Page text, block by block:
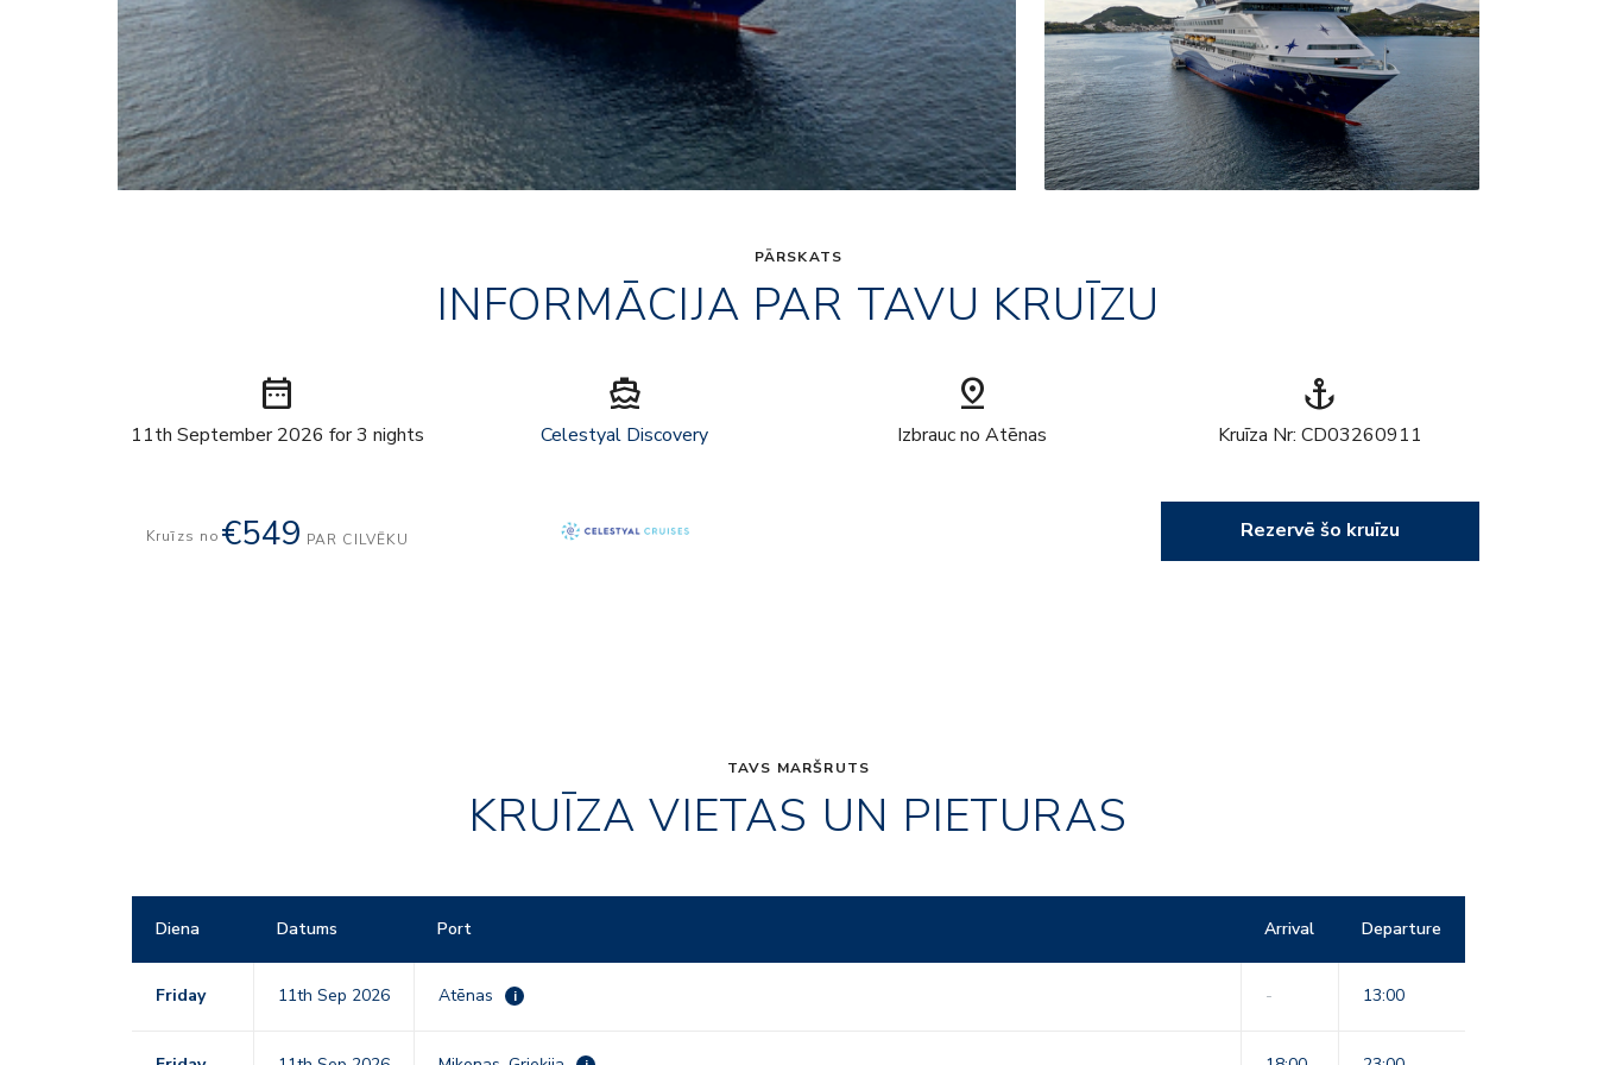
PĀRSKATS
INFORMĀCIJA PAR TAVU KRUĪZU
date_range
11th September 2026 for 3 nights
directions_boat
Celestyal Discovery
pin_drop
Izbrauc no Atēnas
anchor
Kruīza Nr: CD03260911
Kruīzs no €549 PAR CILVĒKU Rezervē šo kruīzu
TAVS MARŠRUTS
KRUĪZA VIETAS UN PIETURAS
Diena Datums Port Arrival Departure
Friday 11th Sep 2026 Atēnas i - 13:00